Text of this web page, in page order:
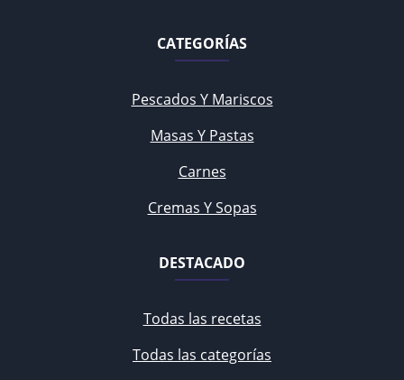
CATEGORÍAS
Pescados Y Mariscos
Masas Y Pastas
Carnes
Cremas Y Sopas
DESTACADO
Todas las recetas
Todas las categorías